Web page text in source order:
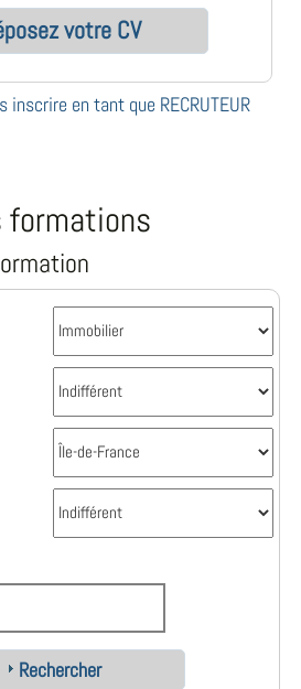
votre CV
inscrire en tant que RECRUTEUR
formations
Rechercher